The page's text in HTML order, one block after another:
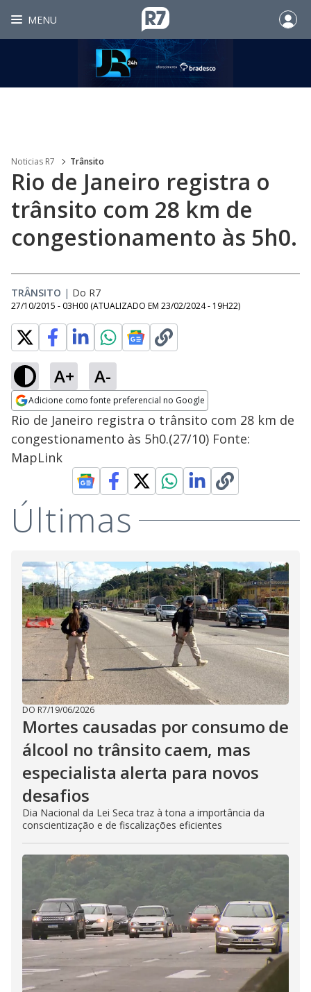
MENU
Noticias R7 Trânsito
Rio de Janeiro registra o
trânsito com 28 km de
congestionamento às 5h0.
TRÂNSITO | Do R7
27/10/2015 - 03H00 (ATUALIZADO EM 23/02/2024 - 19H22)
A+ A-
Adicione como fonte preferencial no Google
Opens in new window
Rio de Janeiro registra o trânsito com 28 km de
congestionamento às 5h0.(27/10) Fonte:
MapLink
Últimas
DO R7/19/06/2026
Mortes causadas por consumo de
álcool no trânsito caem, mas
especialista alerta para novos
desafios
Dia Nacional da Lei Seca traz à tona a importância da
conscientização e de fiscalizações eficientes